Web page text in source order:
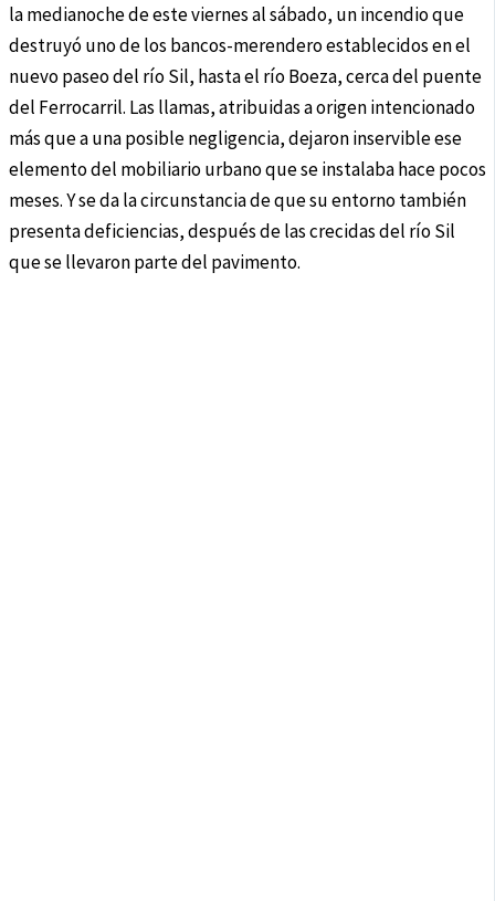
la medianoche de este viernes al sábado, un incendio que
destruyó uno de los bancos-merendero establecidos en el
nuevo paseo del río Sil, hasta el río Boeza, cerca del puente
del Ferrocarril. Las llamas, atribuidas a origen intencionado
más que a una posible negligencia, dejaron inservible ese
elemento del mobiliario urbano que se instalaba hace pocos
meses. Y se da la circunstancia de que su entorno también
presenta deficiencias, después de las crecidas del río Sil
que se llevaron parte del pavimento.